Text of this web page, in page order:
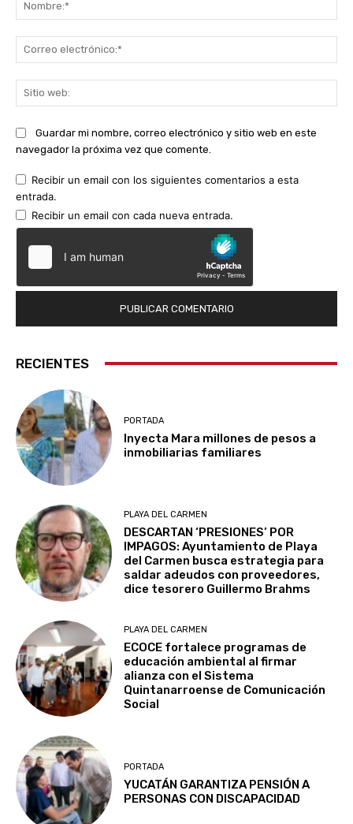
Guardar mi nombre, correo electrónico y sitio web en este
navegador la próxima vez que comente.
Recibir un email con los siguientes comentarios a esta
entrada.
Recibir un email con cada nueva entrada.
RECIENTES
PORTADA
Inyecta Mara millones de pesos a
inmobiliarias familiares
PLAYA DEL CARMEN
DESCARTAN ‘PRESIONES’ POR
IMPAGOS: Ayuntamiento de Playa
del Carmen busca estrategia para
saldar adeudos con proveedores,
dice tesorero Guillermo Brahms
PLAYA DEL CARMEN
ECOCE fortalece programas de
educación ambiental al firmar
alianza con el Sistema
Quintanarroense de Comunicación
Social
PORTADA
YUCATÁN GARANTIZA PENSIÓN A
PERSONAS CON DISCAPACIDAD